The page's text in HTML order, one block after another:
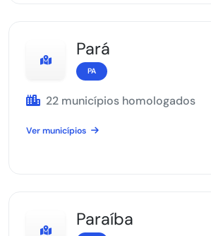
Pará
PA
22 municípios homologados
Ver municípios
Paraíba